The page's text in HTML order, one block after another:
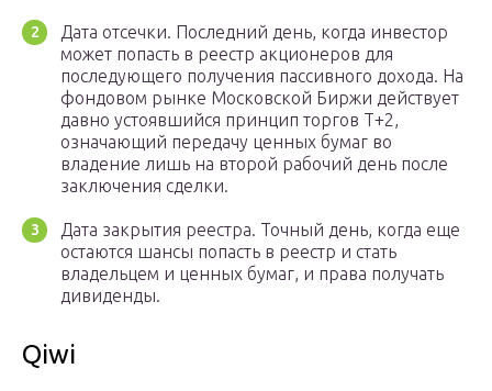
Дата отсечки. Последний день, когда инвестор
может попасть в реестр акционеров для
последующего получения пассивного дохода. На
фондовом рынке Московской Биржи действует
давно устоявшийся принцип торгов T+2,
означающий передачу ценных бумаг во
владение лишь на второй рабочий день после
заключения сделки.
Дата закрытия реестра. Точный день, когда еще
остаются шансы попасть в реестр и стать
владельцем и ценных бумаг, и права получать
дивиденды.
Qiwi